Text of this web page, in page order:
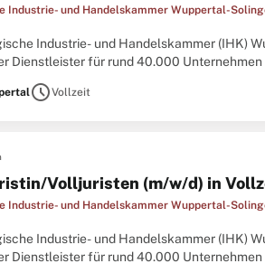
Industrie- und Handelskammer Wuppertal-
Industrie- und Handelskammer (IHK)
Dienstleister für rund 40.000
scheduleVollzeit
Volljuristen (m/w/d) in
Industrie- und Handelskammer Wuppertal-
Industrie- und Handelskammer (IHK)
Dienstleister für rund 40.000